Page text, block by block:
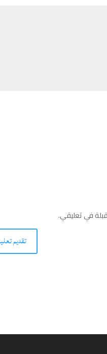
في تعليقي.